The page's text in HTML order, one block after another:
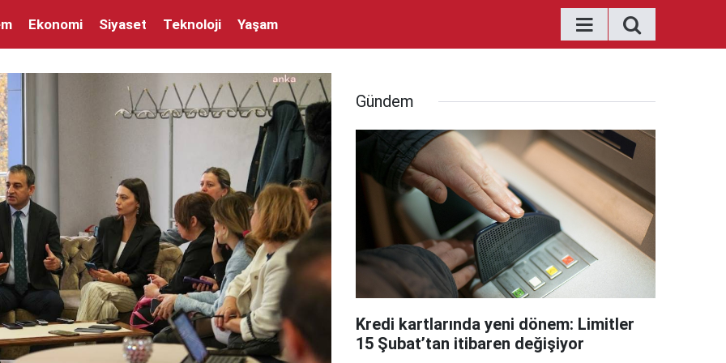
Ekonomi Siyaset Teknoloji Yaşam
Gündem
Kredi kartlarında yeni dönem: Limitler
15 Şubat’tan itibaren değişiyor